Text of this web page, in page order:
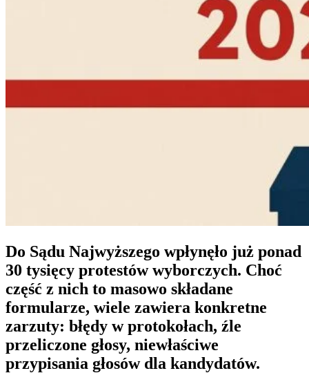
Do Sądu Najwyższego wpłynęło już ponad
30 tysięcy protestów wyborczych. Choć
część z nich to masowo składane
formularze, wiele zawiera konkretne
zarzuty: błędy w protokołach, źle
przeliczone głosy, niewłaściwe
przypisania głosów dla kandydatów.